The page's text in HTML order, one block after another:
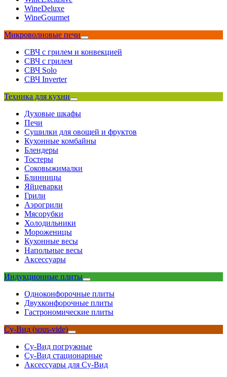
WineDeluxe
WineGourmet
Микроволновые печи
СВЧ с грилем и конвекцией
СВЧ с грилем
СВЧ Solo
СВЧ Inverter
Техника для кухни
Духовые шкафы
Печи
Сушилки для овощей и фруктов
Кухонные комбайны
Блендеры
Тостеры
Соковыжималки
Блинницы
Яйцеварки
Грили
Аэрогрили
Мясорубки
Холодильники
Мороженицы
Кухонные весы
Напольные весы
Аксессуары
Индукционные плиты
Одноконфорочные плиты
Двухконфорочные плиты
Гастрономические плиты
Су-Вид (sous-vide)
Су-Вид погружные
Су-Вид стационарные
Аксессуары для Су-Вид